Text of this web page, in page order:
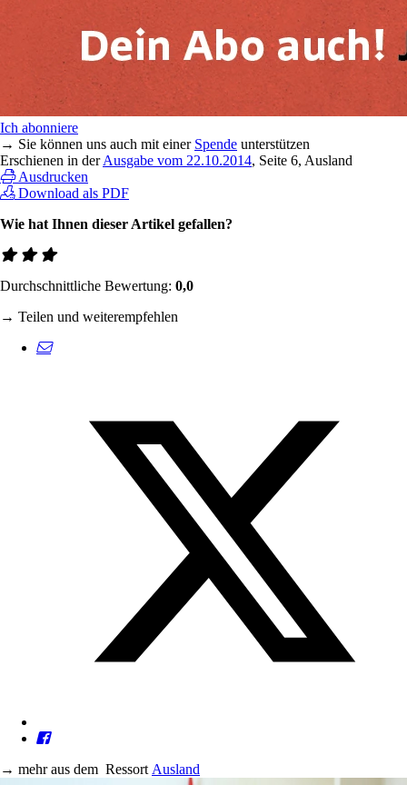
Ich abonniere
→ Sie können uns auch mit einer Spende unterstützen
Erschienen in derAusgabe vom 22.10.2014, Seite 6, Ausland
Ausdrucken
Download als PDF
Wie hat Ihnen dieser Artikel gefallen?
Durchschnittliche Bewertung: 0,0
→ Teilen und weiterempfehlen
→ mehr aus dem Ressort Ausland